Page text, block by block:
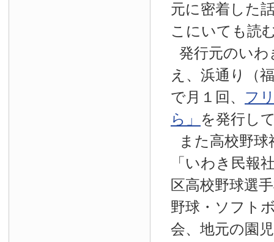
元に密着した
こにいても読
発行元のいわ
え、浜通り（
で月１回、 フ
ら」 を発行し
また高校野
「いわき民報
区高校野球選
野球・ソフト
会、地元の園